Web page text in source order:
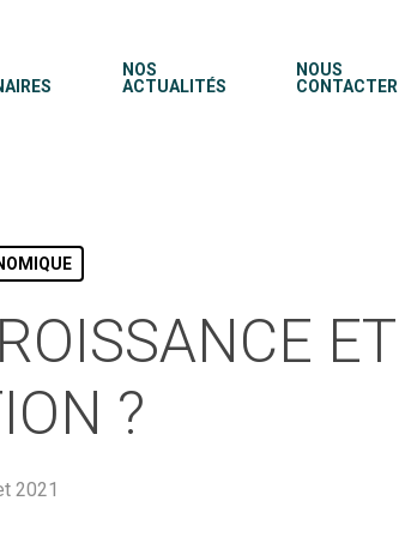
NOS
ACTUALITÉS
NOUS
CONTACTER
ET
?
2021